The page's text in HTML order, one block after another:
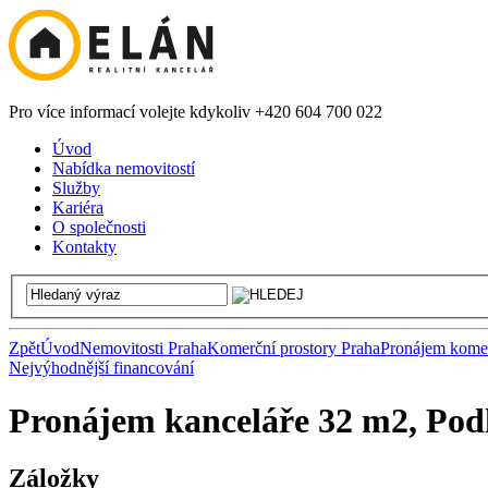
Pro více informací volejte kdykoliv +420 604 700 022
Úvod
Nabídka nemovitostí
Služby
Kariéra
O společnosti
Kontakty
ZpětÚvodNemovitosti PrahaKomerční prostory PrahaPronájem
Nejvýhodnější financování
Pronájem kanceláře 32 m2,
Záložky